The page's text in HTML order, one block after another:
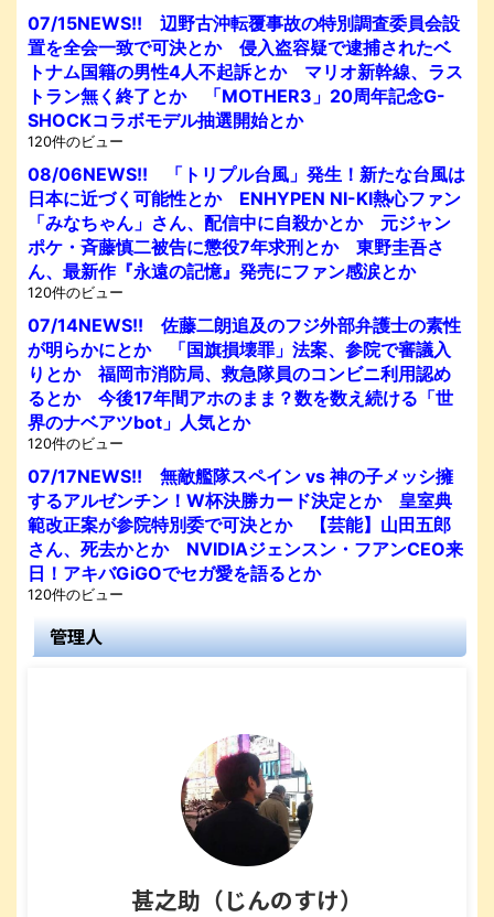
07/15NEWS!! 辺野古沖転覆事故の特別調査委員会設
置を全会一致で可決とか 侵入盗容疑で逮捕されたベ
トナム国籍の男性4人不起訴とか マリオ新幹線、ラス
トラン無く終了とか 「MOTHER3」20周年記念G-
SHOCKコラボモデル抽選開始とか
120件のビュー
08/06NEWS!! 「トリプル台風」発生！新たな台風は
日本に近づく可能性とか ENHYPEN NI-KI熱心ファン
「みなちゃん」さん、配信中に自殺かとか 元ジャン
ポケ・斉藤慎二被告に懲役7年求刑とか 東野圭吾さ
ん、最新作『永遠の記憶』発売にファン感涙とか
120件のビュー
07/14NEWS!! 佐藤二朗追及のフジ外部弁護士の素性
が明らかにとか 「国旗損壊罪」法案、参院で審議入
りとか 福岡市消防局、救急隊員のコンビニ利用認め
るとか 今後17年間アホのまま？数を数え続ける「世
界のナベアツbot」人気とか
120件のビュー
07/17NEWS!! 無敵艦隊スペイン vs 神の子メッシ擁
するアルゼンチン！W杯決勝カード決定とか 皇室典
範改正案が参院特別委で可決とか 【芸能】山田五郎
さん、死去かとか NVIDIAジェンスン・フアンCEO来
日！アキバGiGOでセガ愛を語るとか
120件のビュー
管理人
甚之助（じんのすけ）